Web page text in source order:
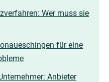
Wer muss sie
für eine
Anbieter